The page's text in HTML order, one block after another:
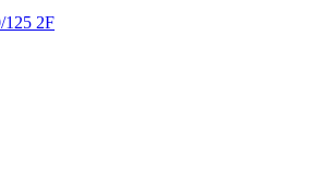
125 2F